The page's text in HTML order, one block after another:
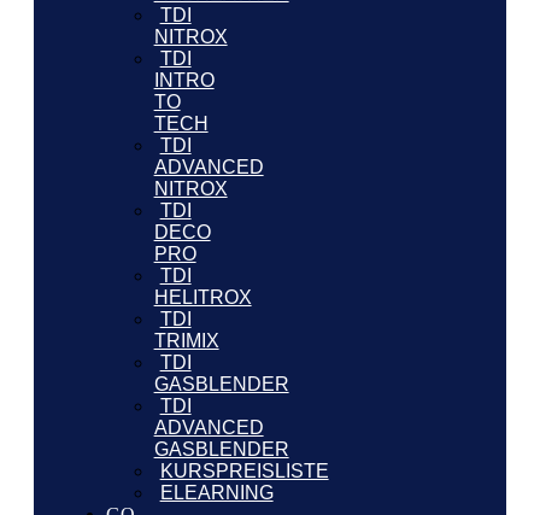
TDI
NITROX
TDI
INTRO
TO
TECH
TDI
ADVANCED
NITROX
TDI
DECO
PRO
TDI
HELITROX
TDI
TRIMIX
TDI
GASBLENDER
TDI
ADVANCED
GASBLENDER
KURSPREISLISTE
ELEARNING